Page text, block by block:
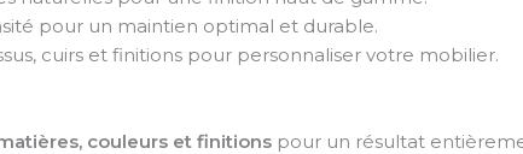
pour un maintien optimal et durable.
cuirs et finitions pour personnaliser votre mobilier.
couleurs et finitions pour un résultat